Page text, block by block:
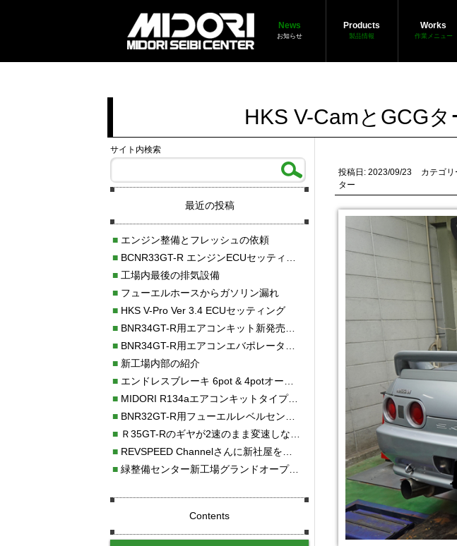
News
お知らせ
Products
製品情報
Works
作業メニュー
HKS V-CamとGCG
投稿日: 2023/09/23 カテゴリ
ター
サイト内検索
最近の投稿
■エンジン整備とフレッシュの依頼
■BCNR33GT-R エンジンECUセッティング調整
■工場内最後の排気設備
■フューエルホースからガソリン漏れ
■HKS V-Pro Ver 3.4 ECUセッティング
■BNR34GT-R用エアコンキット新発売！！
■BNR34GT-R用エアコンエバポレーターを新発売！！
■新工場内部の紹介
■エンドレスブレーキ 6pot & 4potオーバーホール
■MIDORI R134aエアコンキットタイプⅡ取り付け
■BNR32GT-R用フューエルレベルセンサー新発売！！
■Ｒ35GT-Rのギヤが2速のまま変速しない！！
■REVSPEED Channelさんに新社屋を紹介していただきました!!
■緑整備センター新工場グランドオープン・続報
Contents